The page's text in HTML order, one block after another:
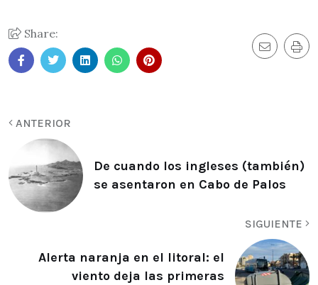
Share:
ANTERIOR
De cuando los ingleses (también)
se asentaron en Cabo de Palos
SIGUIENTE
Alerta naranja en el litoral: el
viento deja las primeras